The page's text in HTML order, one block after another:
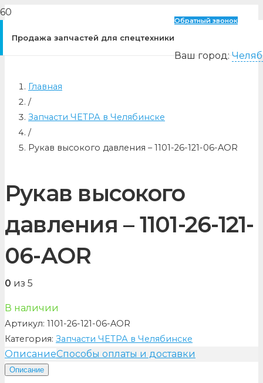
Продажа запчастей для спецтехники
Обратный звонок
Ваш город:
Главная
/
Запчасти ЧЕТРА в Челябинске
/
Рукав высокого давления – 1101-26-121-06-AOR
Рукав высокого
давления – 1101-26-121-
06-AOR
0 из 5
В наличии
Артикул: 1101-26-121-06-AOR
Категория: Запчасти ЧЕТРА в Челябинске
ОписаниеСпособы оплаты и доставки
Описание